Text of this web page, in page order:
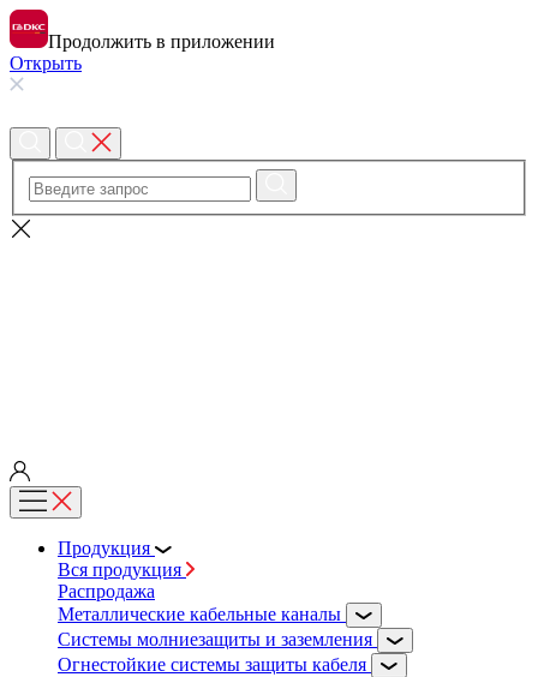
Продолжить в приложении
Открыть
Продукция
Вся продукция
Распродажа
Металлические кабельные каналы
Системы молниезащиты и заземления
Огнестойкие системы защиты кабеля